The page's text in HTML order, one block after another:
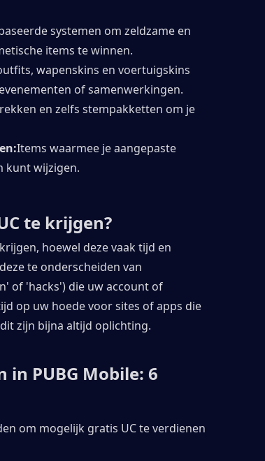
systemen om zeldzame en
items te winnen.
wapenskins en voertuigskins
of samenwerkingen.
en zelfs stempakketten om je
Items waarmee je aangepaste
kunt wijzigen.
te krijgen?
hoewel deze vaak tijd en
te onderscheiden van
of 'hacks') die uw account of
op uw hoede voor sites of apps die
zijn bijna altijd oplichting.
PUBG Mobile: 6
om mogelijk gratis UC te verdienen